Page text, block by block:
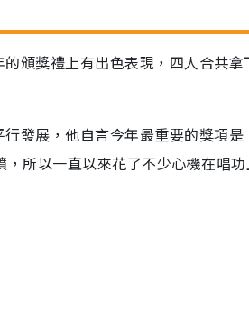
頒獎禮上有出色表現，四人合共
發展，他自言今年最重要的獎項是
所以一直以來花了不少心機在唱功